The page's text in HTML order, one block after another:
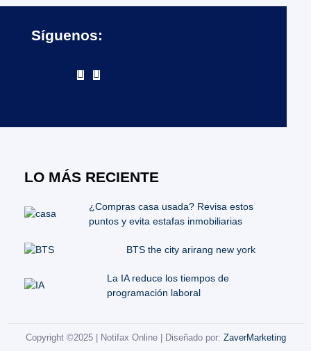
Síguenos:
LO MÁS RECIENTE
¿Compras casa usada? Revisa estos
puntos y evita estafas inmobiliarias
BTS the city arirang new york
La IA reduce los tiempos de
programación laboral
Copyright ©2025 | Notifax Online | Diseñado por: ZaverMarketing